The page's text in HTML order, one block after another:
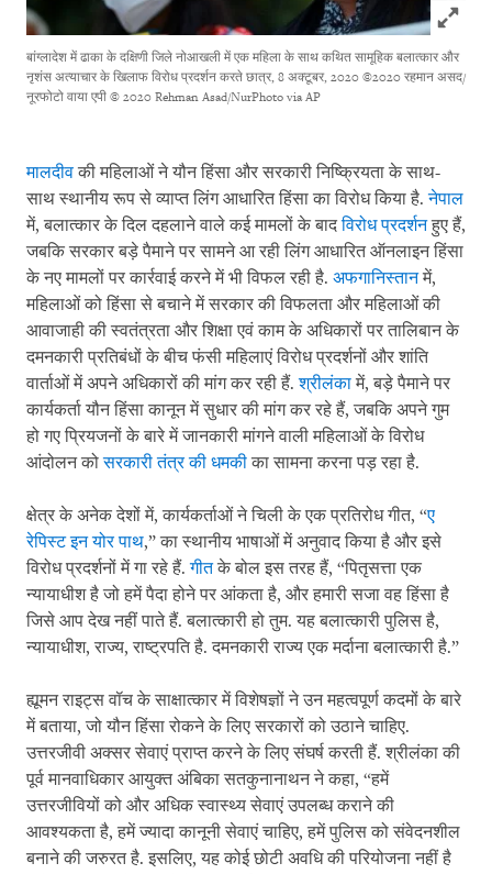
Click to
बांग्लादेश में ढाका के दक्षिणी जिले नोआखली में एक महिला के साथ कथित सामूहिक बलात्कार और
नृशंस अत्याचार के खिलाफ विरोध प्रदर्शन करते छात्र, 8 अक्टूबर, 2020 ©2020 रहमान असद/
नूरफोटो वाया एपी © 2020 Rehman Asad/NurPhoto via AP
मालदीवकी महिलाओं ने यौन हिंसा और सरकारी निष्क्रियता के साथ-
साथ स्थानीय रूप से व्याप्त लिंग आधारित हिंसा का विरोध किया है.नेपाल
में, बलात्कार के दिल दहलाने वाले कई मामलों के बादविरोध प्रदर्शनहुए हैं,
जबकि सरकार बड़े पैमाने पर सामने आ रही लिंग आधारित ऑनलाइन हिंसा
के नए मामलों पर कार्रवाई करने में भी विफल रही है. अफगानिस्तानमें,
महिलाओं को हिंसा से बचाने में सरकार की विफलता और महिलाओं की
आवाजाही की स्वतंत्रता और शिक्षा एवं काम के अधिकारों पर तालिबान के
दमनकारी प्रतिबंधों के बीच फंसी महिलाएं विरोध प्रदर्शनों और शांति
वार्ताओं में अपने अधिकारों की मांग कर रही हैं.श्रीलंकामें, बड़े पैमाने पर
कार्यकर्ता यौन हिंसा कानून में सुधार की मांग कर रहे हैं, जबकि अपने गुम
हो गए प्रियजनों के बारे में जानकारी मांगने वाली महिलाओं के विरोध
आंदोलन कोसरकारी तंत्र की धमकीका सामना करना पड़ रहा है.
क्षेत्र के अनेक देशों में, कार्यकर्ताओं ने चिली के एक प्रतिरोध गीत, “ए
रेपिस्ट इन योर पाथ,” का स्थानीय भाषाओं में अनुवाद किया है और इसे
विरोध प्रदर्शनों में गा रहे हैं.गीतके बोल इस तरह हैं, “पितृसत्ता एक
न्यायाधीश है जो हमें पैदा होने पर आंकता है, और हमारी सजा वह हिंसा है
जिसे आप देख नहीं पाते हैं. बलात्कारी हो तुम. यह बलात्कारी पुलिस है,
न्यायाधीश, राज्य, राष्ट्रपति है. दमनकारी राज्य एक मर्दाना बलात्कारी है.”
ह्यूमन राइट्स वॉच के साक्षात्कार में विशेषज्ञों ने उन महत्वपूर्ण कदमों के बारे
में बताया, जो यौन हिंसा रोकने के लिए सरकारों को उठाने चाहिए.
उत्तरजीवी अक्सर सेवाएं प्राप्त करने के लिए संघर्ष करती हैं. श्रीलंका की
पूर्व मानवाधिकार आयुक्त अंबिका सतकुनानाथन ने कहा, “हमें
उत्तरजीवियों को और अधिक स्वास्थ्य सेवाएं उपलब्ध कराने की
आवश्यकता है, हमें ज्यादा कानूनी सेवाएं चाहिए, हमें पुलिस को संवेदनशील
बनाने की जरुरत है. इसलिए, यह कोई छोटी अवधि की परियोजना नहीं है